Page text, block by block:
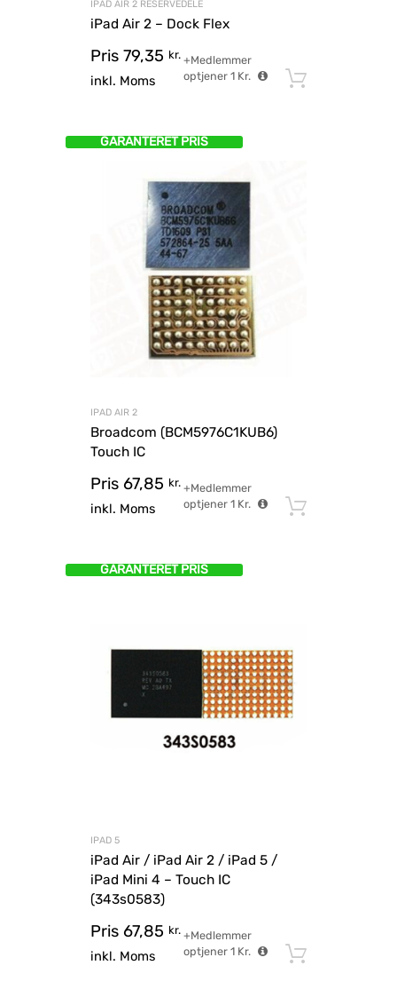
IPAD AIR 2 RESERVEDELE
iPad Air 2 – Dock Flex
Pris 79,35 kr.
inkl. Moms
+Medlemmer
optjener 1 Kr.
GARANTERET PRIS
IPAD AIR 2
Broadcom (BCM5976C1KUB6)
Touch IC
Pris 67,85 kr.
inkl. Moms
+Medlemmer
optjener 1 Kr.
GARANTERET PRIS
IPAD 5
iPad Air / iPad Air 2 / iPad 5 /
iPad Mini 4 – Touch IC
(343s0583)
Pris 67,85 kr.
inkl. Moms
+Medlemmer
optjener 1 Kr.